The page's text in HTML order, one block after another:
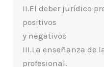
II.El deber jurídico
positivos
y negativos
III.La enseñanza de
profesional.